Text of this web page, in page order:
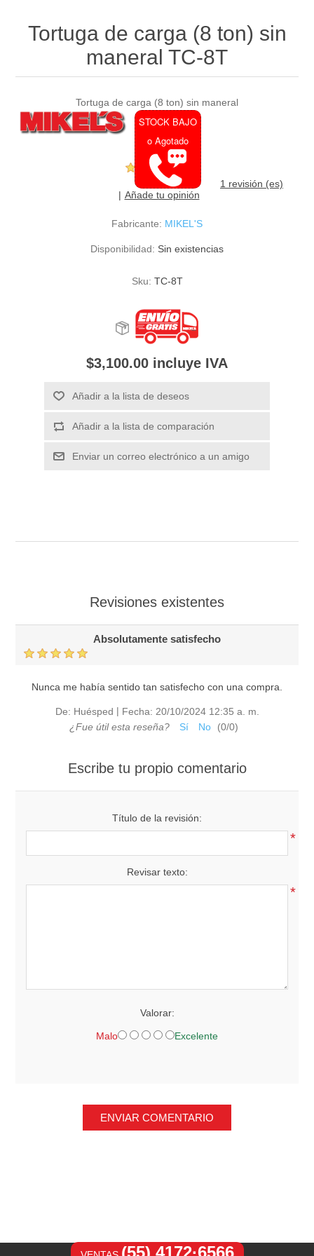
Tortuga de carga (8 ton) sin
maneral TC-8T
Tortuga de carga (8 ton) sin maneral
STOCK BAJO
o Agotado
1 revisión (es)
Añade tu opinión
Fabricante: MIKEL'S
Disponibilidad: Sin existencias
Sku: TC-8T
$3,100.00 incluye IVA
Añadir a la lista de deseos
Añadir a la lista de comparación
Enviar un correo electrónico a un amigo
Revisiones existentes
Absolutamente satisfecho
Nunca me había sentido tan satisfecho con una compra.
De: Huésped | Fecha: 20/10/2024 12:35 a. m.
¿Fue útil esta reseña?
Sí No (0/0)
Escribe tu propio comentario
Título de la revisión:
*
Revisar texto:
*
Valorar:
Malo Excelente
ENVIAR COMENTARIO
(55) 4172·6566